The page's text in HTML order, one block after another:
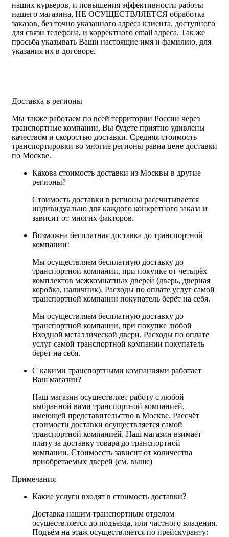
наших курьеров, и повышения эффективности работы
нашего магазина, НЕ ОСУЩЕСТВЛЯЕТСЯ обработка
заказов, без точно указанного адреса клиента, доступного
для связи телефона, и корректного email адреса. Так же
просьба указывать Ваши настоящие имя и фамилию, для
указания их в договоре.
Доставка в регионы
Мы также работаем по всей территории России через
транспортные компании, Вы будете приятно удивлены
качеством и скоростью доставки. Средняя стоимость
транспортировки во многие регионы равна цене доставки
по Москве.
Какова стоимость доставки из Москвы в другие
регионы?
Стоимость доставки в регионы рассчитывается
индивидуально для каждого конкретного заказа и
зависит от многих факторов.
Возможна бесплатная доставка до транспортной
компании!
Мы осуществляем бесплатную доставку до
транспортной компании, при покупке от четырёх
комплектов межкомнатных дверей (дверь, дверная
коробка, наличник). Расходы по оплате услуг самой
транспортной компании покупатель берёт на себя.
Мы осуществляем бесплатную доставку до
транспортной компании, при покупке любой
Входной металлической двери. Расходы по оплате
услуг самой транспортной компании покупатель
берёт на себя.
С какими транспортными компаниями работает
Ваш магазин?
Наш магазин осуществляет работу с любой
выбранной вами транспортной компанией,
имеющей представительство в Москве. Рассчёт
стоимости доставки осуществляется самой
транспортной компанией. Наш магазин взимает
плату за доставку товара до транспортной
компании. Стоимоссть зависит от количества
приобретаемых дверей (см. выше)
Примечания
Какие услуги входят в стоимость доставки?
Доставка нашим транспортным отделом
осуществляется до подъезда, или частного владения.
Подъём на этаж осуществляется по прейскуранту: